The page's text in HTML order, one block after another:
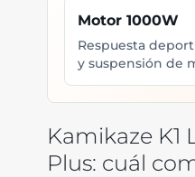
Motor 1000W
Respuesta
y suspensión de
Kamikaze K1
Plus: cuál